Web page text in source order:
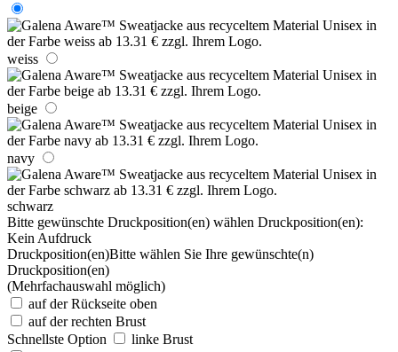
weiss
beige
navy
schwarz
Bitte gewünschte Druckposition(en) wählen Druckposition(en):
Kein Aufdruck
Druckposition(en)Bitte wählen Sie Ihre gewünschte(n)
Druckposition(en)
(Mehrfachauswahl möglich)
auf der Rückseite oben
auf der rechten Brust
Schnellste Option
linke Brust